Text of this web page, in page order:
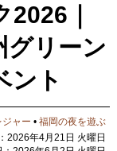
｜
グリーン
ント
ジャー •福岡の夜を遊ぶ
2026年4月21日 火曜日